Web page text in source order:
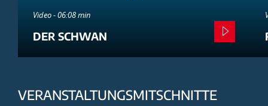
Video - 06:08 min
DER SCHWAN
VERANSTALTUNGSMITSCHNITTE